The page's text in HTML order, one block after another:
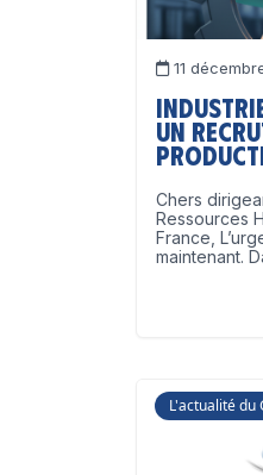
11
un
Chers
Ressources
France,
maintenant.
L'actualité du